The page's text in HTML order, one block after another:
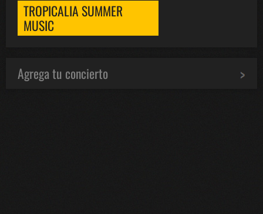
TROPICALIA SUMMER
MUSIC
Agrega tu concierto